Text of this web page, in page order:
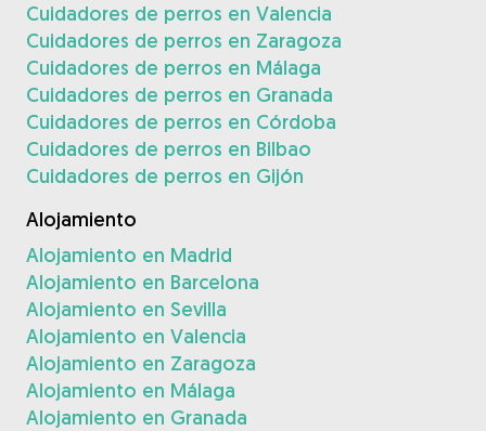
Cuidadores de perros en Valencia
Cuidadores de perros en Zaragoza
Cuidadores de perros en Málaga
Cuidadores de perros en Granada
Cuidadores de perros en Córdoba
Cuidadores de perros en Bilbao
Cuidadores de perros en Gijón
Alojamiento
Alojamiento en Madrid
Alojamiento en Barcelona
Alojamiento en Sevilla
Alojamiento en Valencia
Alojamiento en Zaragoza
Alojamiento en Málaga
Alojamiento en Granada